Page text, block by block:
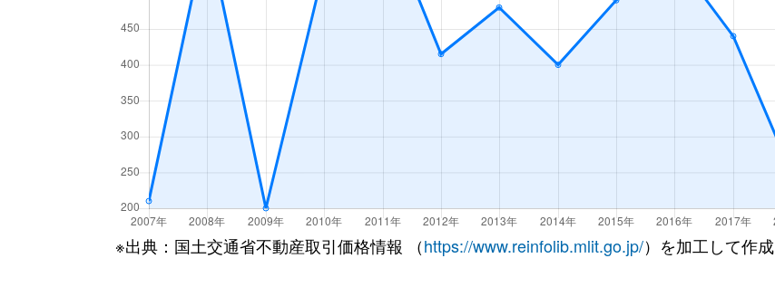
※出典：国土交通省不動産取引価格情報 （https://www.reinfolib.mlit.go.jp/）を加工して作成